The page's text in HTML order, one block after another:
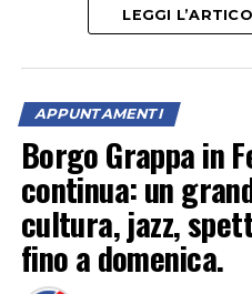
“Un’occasione per vivere la
scoprire le meraviglie del
costellazioni e pianeti”, è
Caetani. Nel parco naturale
luminoso e la volta celeste
spettacolare.
LEGGI
APPUNTAMENTI
Borgo Grappa in
continua: un
cultura, jazz,
fino a domenica.